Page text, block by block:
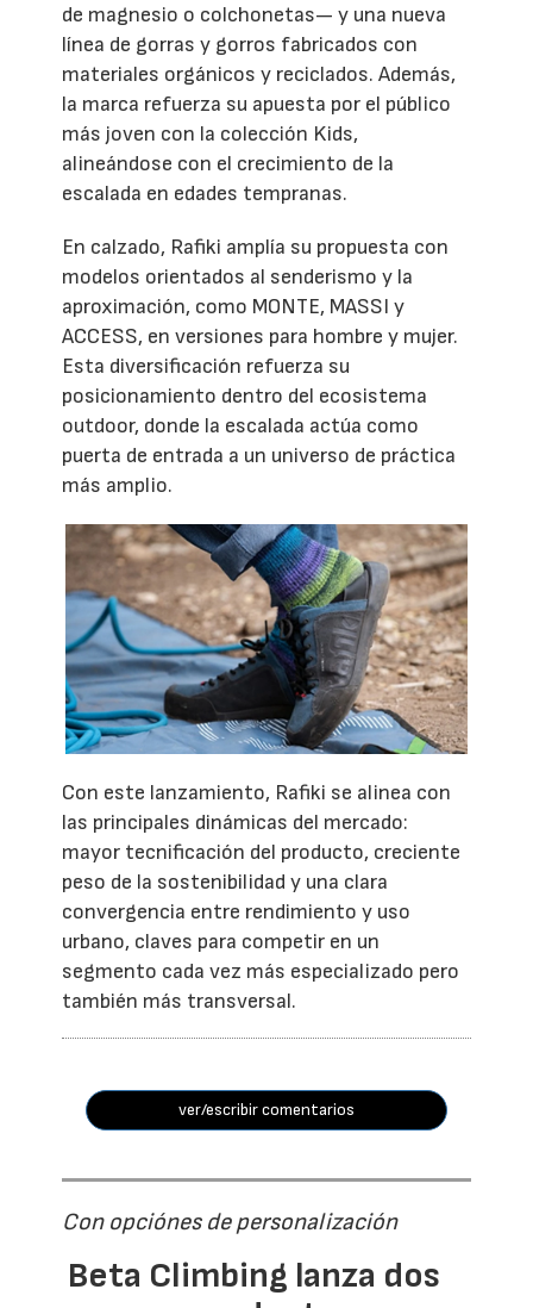
de magnesio o colchonetas— y una nueva
línea de gorras y gorros fabricados con
materiales orgánicos y reciclados. Además,
la marca refuerza su apuesta por el público
más joven con la colección Kids,
alineándose con el crecimiento de la
escalada en edades tempranas.
En calzado, Rafiki amplía su propuesta con
modelos orientados al senderismo y la
aproximación, como MONTE, MASSI y
ACCESS, en versiones para hombre y mujer.
Esta diversificación refuerza su
posicionamiento dentro del ecosistema
outdoor, donde la escalada actúa como
puerta de entrada a un universo de práctica
más amplio.
Con este lanzamiento, Rafiki se alinea con
las principales dinámicas del mercado:
mayor tecnificación del producto, creciente
peso de la sostenibilidad y una clara
convergencia entre rendimiento y uso
urbano, claves para competir en un
segmento cada vez más especializado pero
también más transversal.
ver/escribir comentarios
Con opciónes de personalización
Beta Climbing lanza dos